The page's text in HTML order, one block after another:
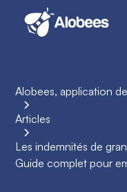
Alobees, application
Articles
Les indemnités de
Guide complet pour